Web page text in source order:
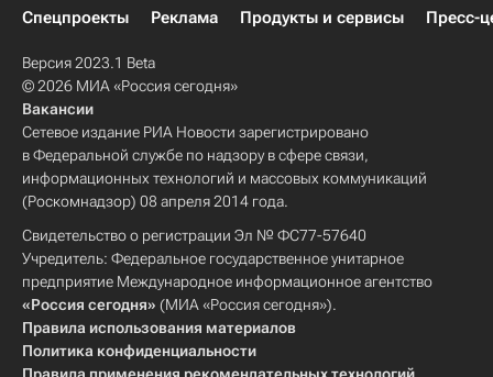
Спецпроекты
Реклама Продукты и сервисы Пресс-
Версия 2023.1 Beta
© 2026 МИА «Россия сегодня»
Вакансии
Сетевое издание РИА Новости зарегистрировано
в Федеральной службе по надзору в сфере связи,
информационных технологий и массовых коммуникаций
(Роскомнадзор) 08 апреля 2014 года.
Свидетельство о регистрации Эл № ФС77-57640
Учредитель: Федеральное государственное унитарное
предприятие Международное информационное агентство
«Россия сегодня» (МИА «Россия сегодня»).
Правила использования материалов
Политика конфиденциальности